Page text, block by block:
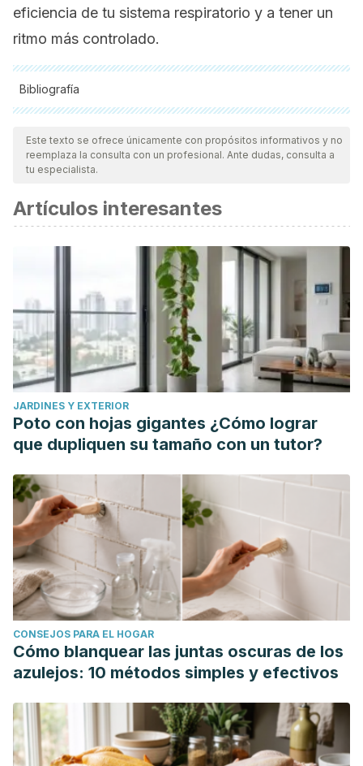
eficiencia de tu sistema respiratorio y a tener un
ritmo más controlado.
Bibliografía
Todas las fuentes citadas fueron revisadas a profundidad por
nuestro equipo, para asegurar su calidad, confiabilidad,
vigencia y validez.La bibliografía de este artículo fue
científica.
Cleveland Clinic. (25 de julio de 2024).Nose Breathing vs.
Mouth Breathing: Which Is Better?
https://health.clevelandclinic.org/breathe-mouth-nose
Moris, J. M., & Koh, Y. (2025). Utilizing nasal breathing
during aerobic exercise significantly improves respiratory
performance.Advanced Exercise and Health Science,
2(3), 215-222.
https://www.sciencedirect.com/science/article/pii/
Este texto se ofrece únicamente con propósitos informativos y no
reemplaza la consulta con un profesional. Ante dudas, consulta a
tu especialista.
Artículos interesantes
JARDINES Y EXTERIOR
Poto con hojas gigantes ¿Cómo lograr
que dupliquen su tamaño con un tutor?
CONSEJOS PARA EL HOGAR
Cómo blanquear las juntas oscuras de los
azulejos: 10 métodos simples y efectivos